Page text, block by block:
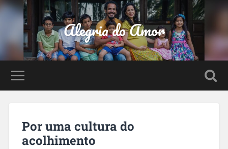
Alegria do Amor
Por uma cultura do
acolhimento